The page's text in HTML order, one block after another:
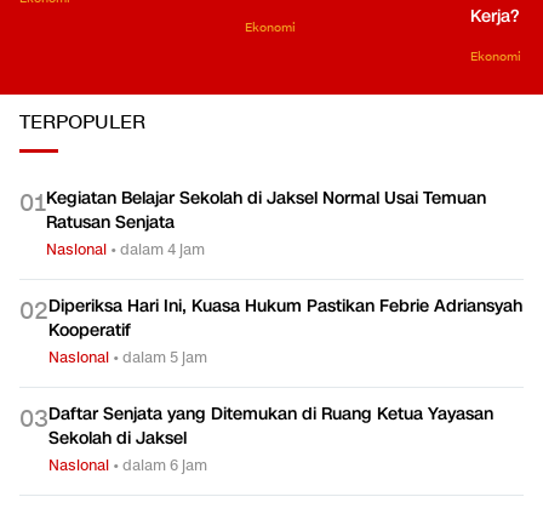
Ekonomi
Kerja?
Ekonomi
TERPOPULER
01Kegiatan Belajar Sekolah di Jaksel Normal Usai Temuan
Ratusan Senjata
Nasional •dalam 4 jam
02Diperiksa Hari Ini, Kuasa Hukum Pastikan Febrie Adriansyah
Kooperatif
Nasional •dalam 5 jam
03Daftar Senjata yang Ditemukan di Ruang Ketua Yayasan
Sekolah di Jaksel
Nasional •dalam 6 jam